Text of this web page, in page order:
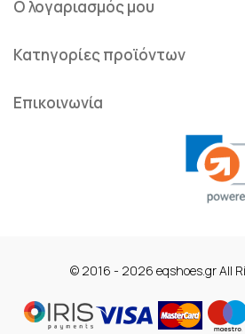
Ο λογαριασμός μου
Κατηγορίες προϊόντων
Επικοινωνία
© 2016 - 2026 eqshoes.gr All